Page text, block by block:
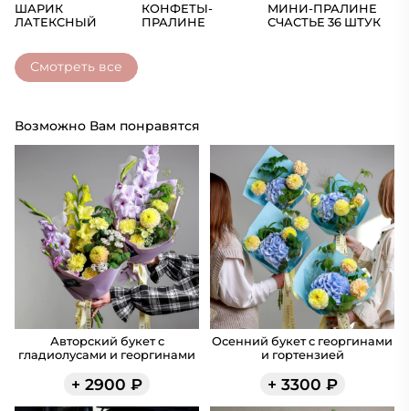
ШАРИК
ЛАТЕКСНЫЙ
КОНФЕТЫ-
ПРАЛИНЕ
МИНИ-ПРАЛИНЕ
СЧАСТЬЕ 36 ШТУК
Смотреть все
Возможно Вам понравятся
Авторский букет с
гладиолусами и георгинами
+ 2900 ₽
Осенний букет с георгинами
и гортензией
+ 3300 ₽